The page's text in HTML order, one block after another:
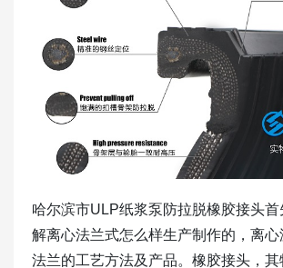
哈尔滨市ULP纸浆泵防拉脱橡胶接头首
解离心法兰式怎么样生产制作的，离
法兰的工艺方法及产品。橡胶接头，其